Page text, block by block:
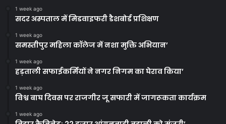
1 week ago
सदर अस्पताल में मिडवाइफरी डैशबोर्ड प्रशिक्षण
1 week ago
समस्तीपुर महिला कॉलेज में नशा मुक्ति अभियान’
1 week ago
हड़ताली सफाईकर्मियों ने नगर निगम का घेराव किया’
1 week ago
विश्व बाघ दिवस पर राजगीर जू सफारी में जागरूकता कार्यक्रम
1 week ago